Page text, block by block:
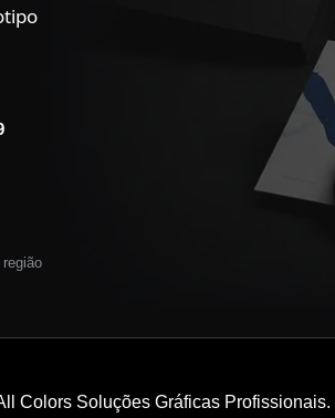
Colors Soluções Gráficas Profissionais.